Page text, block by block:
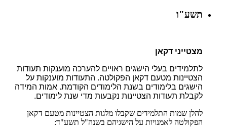
תשע"ו
מצטייני דקאן
לתלמידים בעלי הישגים ראויים להערכה מוענקות תעודות
הצטיינות מטעם דקאן הפקולטה. התעודות מוענקות על
הישגים בלימודים בשנת הלימודים הקודמת. אמות המידה
לקבלת תעודות הצטיינות נקבעות מדי שנת לימודים.
להלן שמות התלמידים שקבלו מלגות הצטיינות מטעם דקאן
הפקולטה לאמנויות על הישגיהם בשנה"ל תשע"ד: